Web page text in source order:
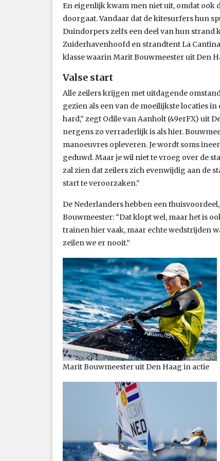
En eigenlijk kwam men niet uit, omdat ook
doorgaat. Vandaar dat de kitesurfers hun
Duindorpers zelfs een deel van hun strand
Zuiderhavenhoofd en strandtent La
klasse waarin Marit Bouwmeester uit Den
Valse start
Alle zeilers krijgen met uitdagende
gezien als een van de moeilijkste locaties
hard,” zegt Odile van Aanholt (49erFX) uit
nergens zo verraderlijk is als hier.
manoeuvres opleveren. Je wordt soms
geduwd. Maar je wil niet te vroeg over de
zal zien dat zeilers zich evenwijdig aan de
start te veroorzaken.”
De Nederlanders hebben een
Bouwmeester: “Dat klopt wel, maar het is
trainen hier vaak, maar echte wedstrijden
zeilen we er nooit.”
Marit Bouwmeester uit Den Haag in actie